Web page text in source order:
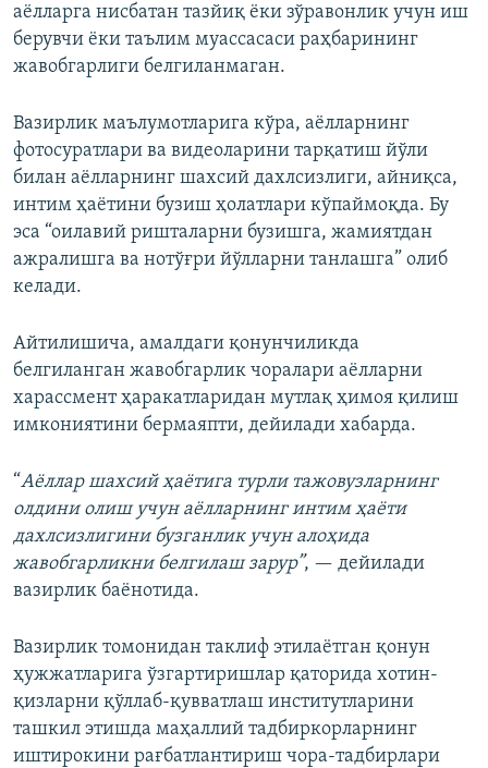
аёлларга нисбатан тазйиқ ёки зўравонлик учун иш
берувчи ёки таълим муассасаси раҳбарининг
жавобгарлиги белгиланмаган.
Вазирлик маълумотларига кўра, аёлларнинг
фотосуратлари ва видеоларини тарқатиш йўли
билан аёлларнинг шахсий дахлсизлиги, айниқса,
интим ҳаётини бузиш ҳолатлари кўпаймоқда. Бу
эса “оилавий ришталарни бузишга, жамиятдан
ажралишга ва нотўғри йўлларни танлашга” олиб
келади.
Айтилишича, амалдаги қонунчиликда
белгиланган жавобгарлик чоралари аёлларни
харассмент ҳаракатларидан мутлақ ҳимоя қилиш
имкониятини бермаяпти, дейилади хабарда.
“Аёллар шахсий ҳаётига турли тажовузларнинг
олдини олиш учун аёлларнинг интим ҳаёти
дахлсизлигини бузганлик учун алоҳида
жавобгарликни белгилаш зарур”, — дейилади
вазирлик баёнотида.
Вазирлик томонидан таклиф этилаётган қонун
ҳужжатларига ўзгартиришлар қаторида хотин-
қизларни қўллаб-қувватлаш институтларини
ташкил этишда маҳаллий тадбиркорларнинг
иштирокини рағбатлантириш чора-тадбирлари